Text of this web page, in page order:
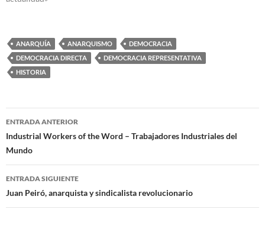
ANARQUÍA ANARQUISMO
DEMOCRACIA
DEMOCRACIA DIRECTA
DEMOCRACIA REPRESENTATIVA
HISTORIA
Navegación
de
entradas
ENTRADA ANTERIOR
Industrial Workers of the Word – Trabajadores Industriales del
Mundo
ENTRADA SIGUIENTE
Juan Peiró, anarquista y sindicalista revolucionario